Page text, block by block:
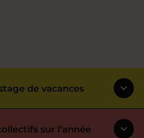
de vacances
sur l’année